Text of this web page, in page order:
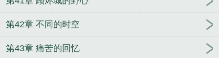
第42章 不同的时空
第43章 痛苦的回忆